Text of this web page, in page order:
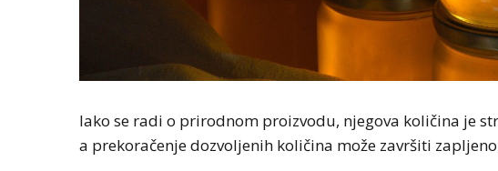
Iako se radi o prirodnom proizvodu, njegova količina je
a prekoračenje dozvoljenih količina može završiti